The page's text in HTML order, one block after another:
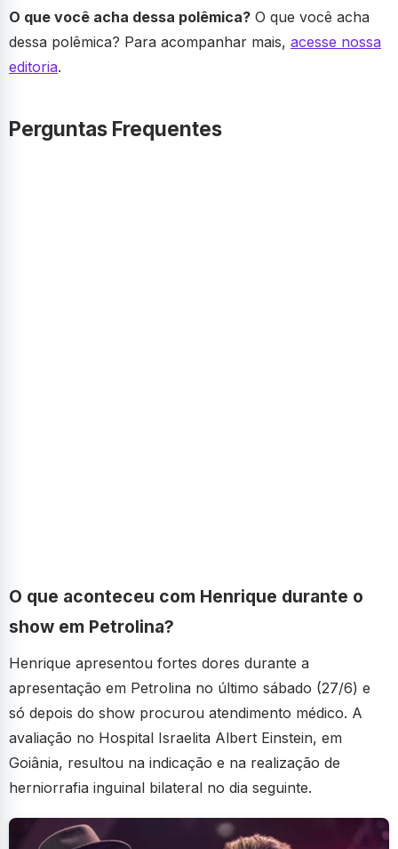
O que você acha dessa polêmica? O que você acha
dessa polêmica? Para acompanhar mais, acesse nossa
editoria.
Perguntas Frequentes
O que aconteceu com Henrique durante o
show em Petrolina?
Henrique apresentou fortes dores durante a
apresentação em Petrolina no último sábado (27/6) e
só depois do show procurou atendimento médico. A
avaliação no Hospital Israelita Albert Einstein, em
Goiânia, resultou na indicação e na realização de
herniorrafia inguinal bilateral no dia seguinte.